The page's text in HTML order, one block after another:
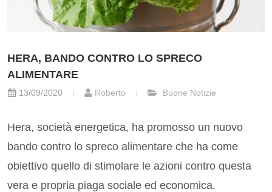
HERA, BANDO CONTRO LO SPRECO
ALIMENTARE
13/09/2020 Roberto Buone Notizie
Hera, società energetica, ha promosso un nuovo
bando contro lo spreco alimentare che ha come
obiettivo quello di stimolare le azioni contro questa
vera e propria piaga sociale ed economica.